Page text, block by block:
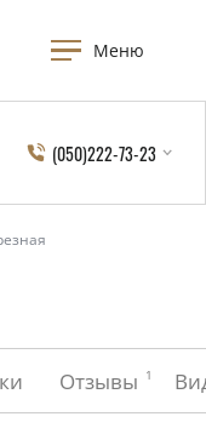
Меню
(050)222-73-23
Отзывы 1